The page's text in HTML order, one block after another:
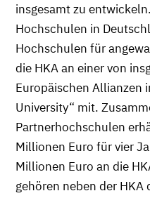
insgesamt zu
Hochschulen in
Hochschulen für
die HKA an einer von
Europäischen Allianzen
University“ mit.
Partnerhochschulen
Millionen Euro für vier
Millionen Euro an die
gehören neben der HKA